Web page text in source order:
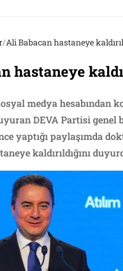
/Ali Babacan hastaneye
hastaneye
medya hesabından
DEVA Partisi genel
yaptığı paylaşımda
kaldırıldığını